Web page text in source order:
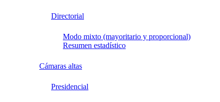
Directorial
Modo mixto (mayoritario y proporcional)
Resumen estadístico
Cámaras altas
Presidencial